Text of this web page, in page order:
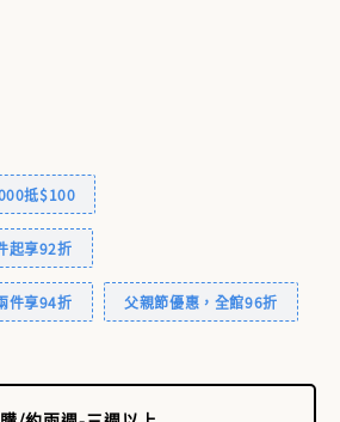
抵$100
起享92折
件享94折 父親節優惠，全館96折